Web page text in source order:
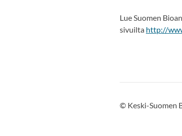
Lue Suomen
sivuilta http://
© Keski-Suomen